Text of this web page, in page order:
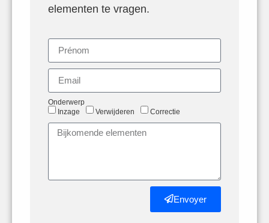
elementen te vragen.
Onderwerp
Inzage
Verwijderen Correctie
Envoyer